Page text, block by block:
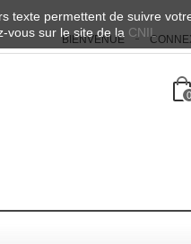
texte permettent de suivre
vous sur le site de la CNIL
BIENVENUE
0